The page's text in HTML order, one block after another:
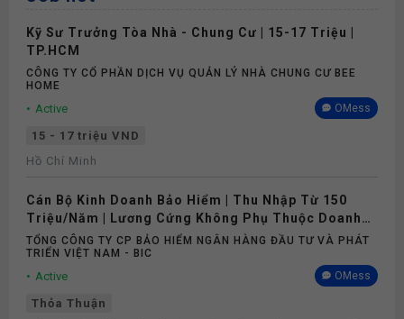
Kỹ Sư Trưởng Tòa Nhà - Chung Cư | 15-17 Triệu |
TP.HCM
CÔNG TY CỔ PHẦN DỊCH VỤ QUẢN LÝ NHÀ CHUNG CƯ BEE
HOME
Active OMess
15 - 17 triệu VND
Hồ Chí Minh
Cán Bộ Kinh Doanh Bảo Hiểm | Thu Nhập Từ 150
Triệu/Năm | Lương Cứng Không Phụ Thuộc Doanh
Số
TỔNG CÔNG TY CP BẢO HIỂM NGÂN HÀNG ĐẦU TƯ VÀ PHÁT
TRIỂN VIỆT NAM - BIC
Active OMess
Thỏa Thuận